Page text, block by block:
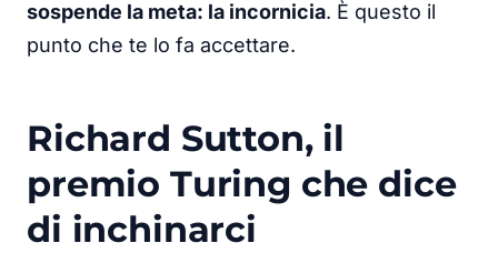
sospende la meta: la incornicia. È questo il
punto che te lo fa accettare.
Richard Sutton, il
premio Turing che dice
di inchinarci